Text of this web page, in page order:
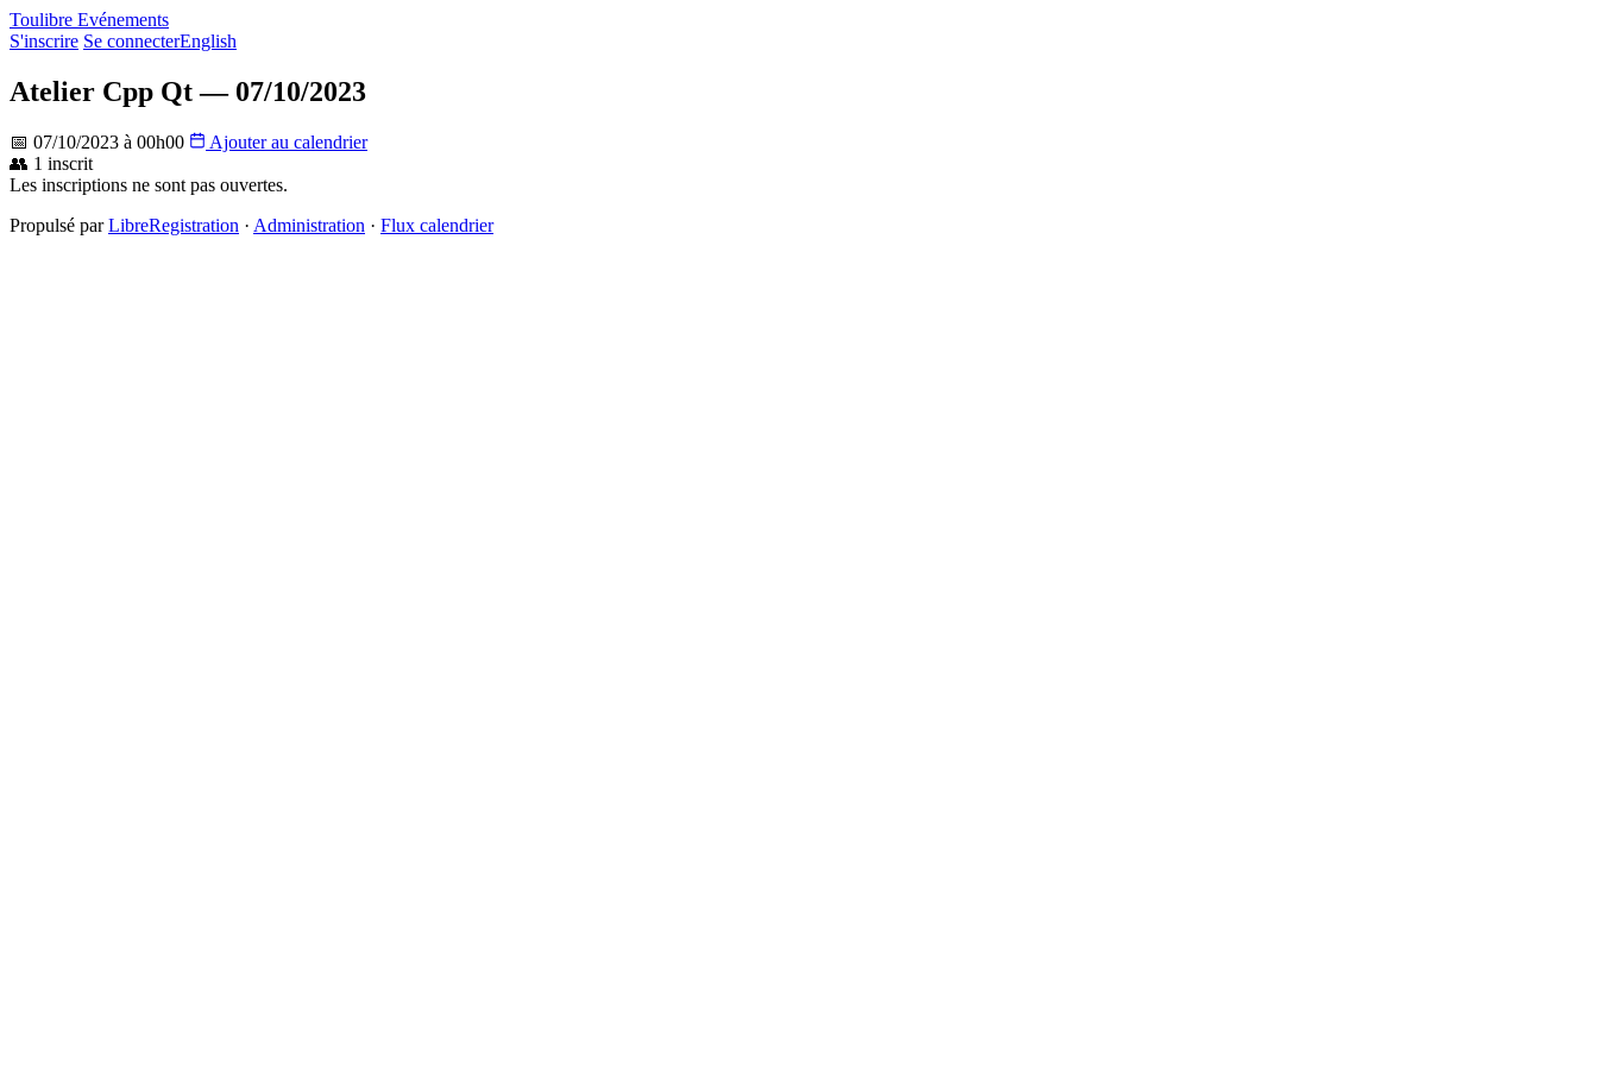
Toulibre Evénements
S'inscrire Se connecterEnglish
Atelier Cpp Qt — 07/10/2023
📅 07/10/2023 à 00h00
Ajouter au calendrier
👥 1 inscrit
Les inscriptions ne sont pas ouvertes.
Propulsé parLibreRegistration · Administration · Flux calendrier